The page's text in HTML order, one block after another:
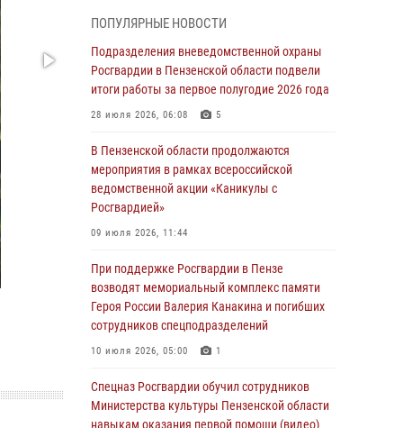
с вооружением и техникой Росгвардии
05 августа 2026, 06:15 6
В Пензе сотрудники Росгвардии оказали
помощь дезориентированному пенсионеру
В Пензе при силовой поддержке Росгвардии
пресечена деятельность ОПГ,
маскировавшейся под реабилитационный
центр (видео)
В Управлении Росгвардии по Пензенской
области подвели итоги работы за первое
полугодие 2026 года
04 августа 2026, 06:08
Росгвардия обеспечила безопасность
праздничных мероприятий в День ВДВ в
ПОПУЛЯРНЫЕ НОВОСТИ
Подразделения вневедомственной охраны
Росгвардии в Пензенской области подвели
итоги работы за первое полугодие 2026 года
28 июля 2026, 06:08 5
В Пензенской области продолжаются
мероприятия в рамках всероссийской
ведомственной акции «Каникулы с
Росгвардией»
09 июля 2026, 11:44
При поддержке Росгвардии в Пензе
возводят мемориальный комплекс памяти
Героя России Валерия Канакина и погибших
сотрудников спецподразделений
10 июля 2026, 05:00 1
Спецназ Росгвардии обучил сотрудников
Министерства культуры Пензенской области
навыкам оказания первой помощи (видео)